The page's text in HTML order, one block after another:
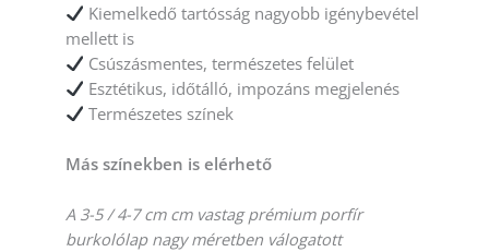
Kiemelkedő tartósság nagyobb igénybevétel
mellett is
Csúszásmentes, természetes felület
Esztétikus, időtálló, impozáns megjelenés
Természetes színek
Más színekben is elérhető
A 3-5 / 4-7 cm cm vastag prémium porfír
burkolólap nagy méretben válogatott